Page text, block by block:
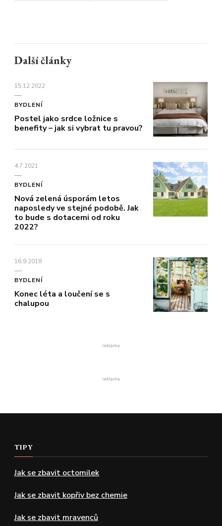
Další články
15.12.2022
BYDLENÍ
Postel jako srdce ložnice s
benefity – jak si vybrat tu pravou?
4.7.2021
BYDLENÍ
Nová zelená úsporám letos
naposledy ve stejné podobě. Jak
to bude s dotacemi od roku
2022?
16.9.2018
BYDLENÍ
Konec léta a loučení se s
chalupou
reklama
reklama
TIPY
Jak se zbavit octomilek
Jak se zbavit kopřiv bez chemie
Jak se zbavit mravenců